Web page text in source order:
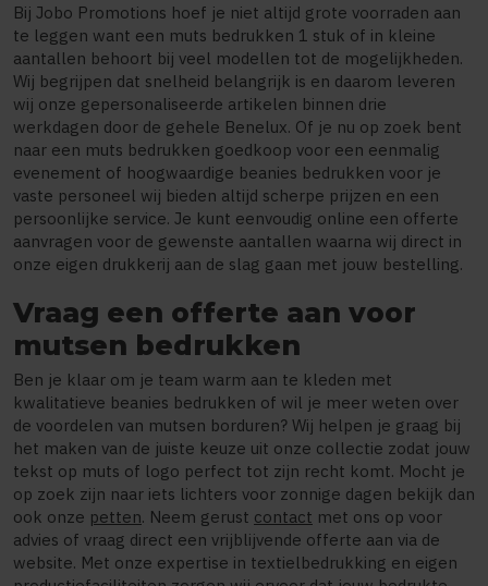
Bij Jobo Promotions hoef je niet altijd grote voorraden aan
te leggen want een muts bedrukken 1 stuk of in kleine
aantallen behoort bij veel modellen tot de mogelijkheden.
Wij begrijpen dat snelheid belangrijk is en daarom leveren
wij onze gepersonaliseerde artikelen binnen drie
werkdagen door de gehele Benelux. Of je nu op zoek bent
naar een muts bedrukken goedkoop voor een eenmalig
evenement of hoogwaardige beanies bedrukken voor je
vaste personeel wij bieden altijd scherpe prijzen en een
persoonlijke service. Je kunt eenvoudig online een offerte
aanvragen voor de gewenste aantallen waarna wij direct in
onze eigen drukkerij aan de slag gaan met jouw bestelling.
Vraag een offerte aan voor
mutsen bedrukken
Ben je klaar om je team warm aan te kleden met
kwalitatieve beanies bedrukken of wil je meer weten over
de voordelen van mutsen borduren? Wij helpen je graag bij
het maken van de juiste keuze uit onze collectie zodat jouw
tekst op muts of logo perfect tot zijn recht komt. Mocht je
op zoek zijn naar iets lichters voor zonnige dagen bekijk dan
ook onze petten. Neem gerust contact met ons op voor
advies of vraag direct een vrijblijvende offerte aan via de
website. Met onze expertise in textielbedrukking en eigen